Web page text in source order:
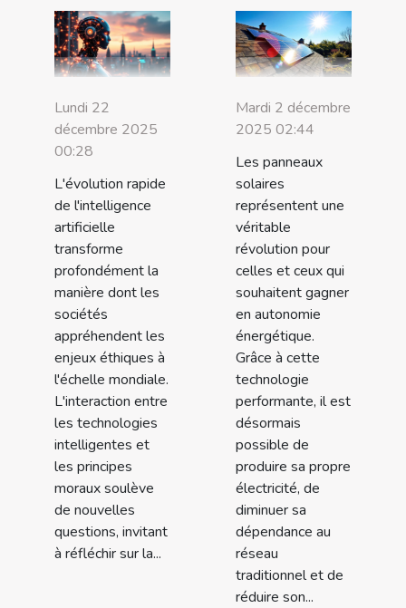
Lundi 22
décembre 2025
00:28
L'évolution rapide
de l'intelligence
artificielle
transforme
profondément la
manière dont les
sociétés
appréhendent les
enjeux éthiques à
l'échelle mondiale.
L'interaction entre
les technologies
intelligentes et
les principes
moraux soulève
de nouvelles
questions, invitant
à réfléchir sur la...
Mardi 2 décembre
2025 02:44
Les panneaux
solaires
représentent une
véritable
révolution pour
celles et ceux qui
souhaitent gagner
en autonomie
énergétique.
Grâce à cette
technologie
performante, il est
désormais
possible de
produire sa propre
électricité, de
diminuer sa
dépendance au
réseau
traditionnel et de
réduire son...